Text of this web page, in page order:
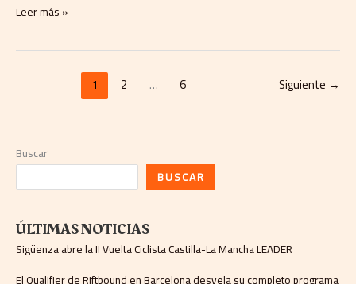
Leer más »
1 2 … 6 Siguiente →
Buscar
BUSCAR
ÚLTIMAS NOTICIAS
Sigüenza abre la II Vuelta Ciclista Castilla-La Mancha LEADER
El Qualifier de Riftbound en Barcelona desvela su completo programa